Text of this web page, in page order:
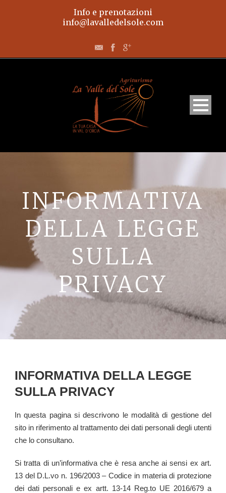
Info e prenotazioni
info@lavalledelsole.com
Appartamenti
L’agriturismo
La Val D’Orcia
Prenota
Contatti
INFORMATIVA
DELLA LEGGE
SULLA
PRIVACY
INFORMATIVA DELLA LEGGE
SULLA PRIVACY
In questa pagina si descrivono le modalità di gestione del
sito in riferimento al trattamento dei dati personali degli utenti
che lo consultano.
Si tratta di un’informativa che è resa anche ai sensi ex art.
13 del D.L.vo n. 196/2003 – Codice in materia di protezione
dei dati personali e ex artt. 13-14 Reg.to UE 2016/679 a